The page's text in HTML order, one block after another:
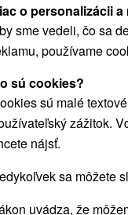
ponuka
a kúpele na
ceny
o personalizácii a
sme vedeli, čo sa
používame
sú cookies?
sú malé
zážitok.
nájsť.
sa môžete
uvádza, že